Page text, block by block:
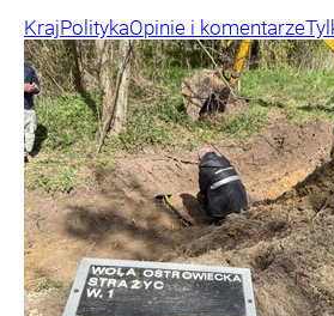
KrajPolitykaOpinie i komentarze